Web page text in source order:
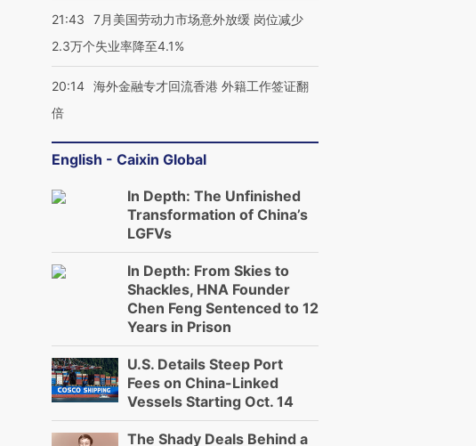
21:43
7月美国劳动力市场意外放缓 岗位减少
2.3万个失业率降至4.1%
20:14 海外金融专才回流香港 外籍工作签证翻
倍
English - Caixin Global
In Depth: The Unfinished
Transformation of China’s
LGFVs
In Depth: From Skies to
Shackles, HNA Founder
Chen Feng Sentenced to 12
Years in Prison
U.S. Details Steep Port
Fees on China-Linked
Vessels Starting Oct. 14
The Shady Deals Behind a